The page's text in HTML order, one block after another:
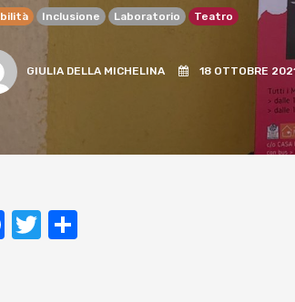
Inclusione Laboratorio Teatro
GIULIA DELLA MICHELINA 18 OTTOBRE
Facebook
Twitter